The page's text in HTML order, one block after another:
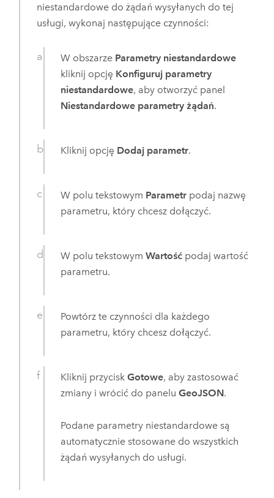
niestandardowe do żądań wysyłanych do tej
usługi, wykonaj następujące czynności:
W obszarze Parametry niestandardowe
kliknij opcję Konfiguruj parametry
niestandardowe, aby otworzyć panel
Niestandardowe parametry żądań.
Kliknij opcję Dodaj parametr.
W polu tekstowym Parametr podaj nazwę
parametru, który chcesz dołączyć.
W polu tekstowymWartość podaj wartość
parametru.
Powtórz te czynności dla każdego
parametru, który chcesz dołączyć.
Kliknij przyciskGotowe, aby zastosować
zmiany i wrócić do paneluGeoJSON.
Podane parametry niestandardowe są
automatycznie stosowane do wszystkich
żądań wysyłanych do usługi.